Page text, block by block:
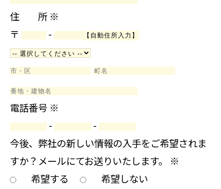
住 所 ※
〒
-
電話番号 ※
-
-
今後、弊社の新しい情報の入手をご希望されま
すか？メールにてお送りいたします。 ※
希望する
希望しない